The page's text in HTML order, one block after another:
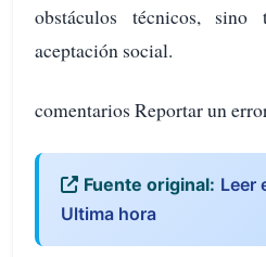
obstáculos técnicos,
aceptación social.
comentarios Reportar un
Fuente original: Leer
Ultima hora